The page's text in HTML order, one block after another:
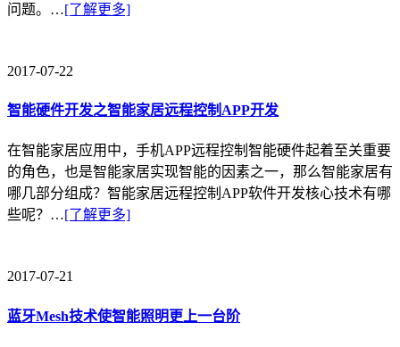
问题。…[了解更多]
2017-07-22
智能硬件开发之智能家居远程控制APP开发
在智能家居应用中，手机APP远程控制智能硬件起着至关重要
的角色，也是智能家居实现智能的因素之一，那么智能家居有
哪几部分组成？智能家居远程控制APP软件开发核心技术有哪
些呢？…[了解更多]
2017-07-21
蓝牙Mesh技术使智能照明更上一台阶